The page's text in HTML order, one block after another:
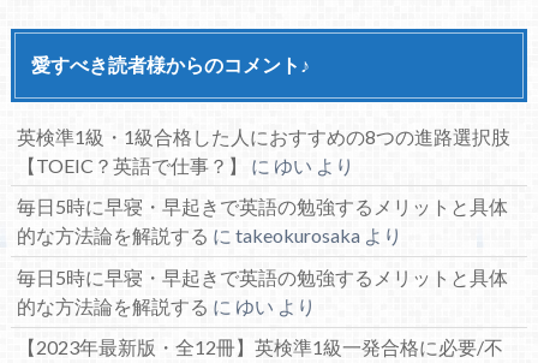
愛すべき読者様からのコメント♪
英検準1級・1級合格した人におすすめの8つの進路選択肢
【TOEIC？英語で仕事？】
に ゆい より
毎日5時に早寝・早起きで英語の勉強するメリットと具体
的な方法論を解説する に takeokurosakaより
毎日5時に早寝・早起きで英語の勉強するメリットと具体
的な方法論を解説する に ゆい より
【2023年最新版・全12冊】英検準1級一発合格に必要/不